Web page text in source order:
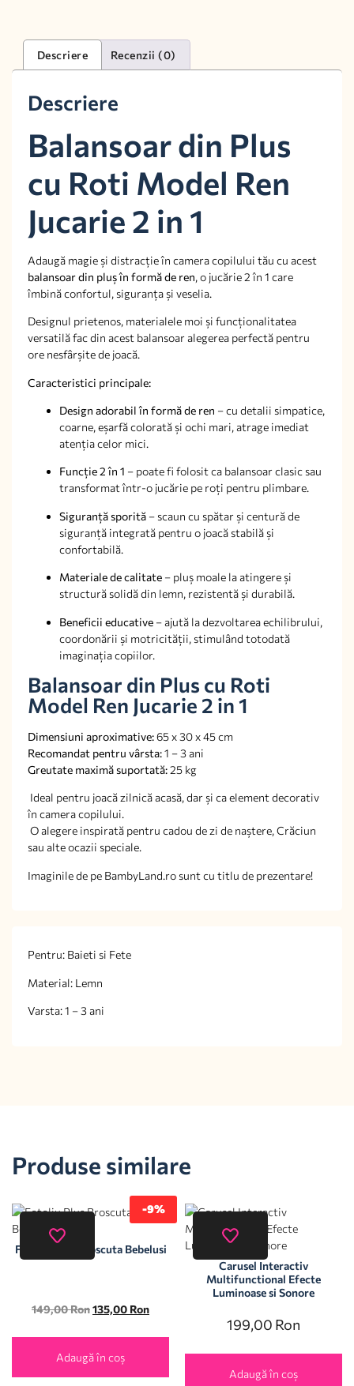
Descriere Recenzii (0)
Descriere
Balansoar din Plus
cu Roti Model Ren
Jucarie 2 in 1
Adaugă magie și distracție în camera copilului tău cu acest
balansoar din pluș în formă de ren, o jucărie 2 în 1 care
îmbină confortul, siguranța și veselia.
Designul prietenos, materialele moi și funcționalitatea
versatilă fac din acest balansoar alegerea perfectă pentru
ore nesfârșite de joacă.
Caracteristici principale:
Design adorabil în formă de ren – cu detalii simpatice,
coarne, eșarfă colorată și ochi mari, atrage imediat
atenția celor mici.
Funcție 2 în 1 – poate fi folosit ca balansoar clasic sau
transformat într-o jucărie pe roți pentru plimbare.
Siguranță sporită – scaun cu spătar și centură de
siguranță integrată pentru o joacă stabilă și
confortabilă.
Materiale de calitate – pluș moale la atingere și
structură solidă din lemn, rezistentă și durabilă.
Beneficii educative – ajută la dezvoltarea echilibrului,
coordonării și motricității, stimulând totodată
imaginația copiilor.
Balansoar din Plus cu Roti
Model Ren Jucarie 2 in 1
Dimensiuni aproximative:65 x 30 x 45 cm
Recomandat pentru vârsta:1 – 3 ani
Greutate maximă suportată:25 kg
Ideal pentru joacă zilnică acasă, dar și ca element decorativ
în camera copilului.
O alegere inspirată pentru cadou de zi de naștere, Crăciun
sau alte ocazii speciale.
Imaginile de pe BambyLand.ro sunt cu titlu de prezentare!
Pentru: Baieti si Fete
Material: Lemn
Varsta: 1 – 3 ani
Produse similare
-9%
Fotoliu Plus Broscuta Bebelusi
149,00Ron135,00 Ron
Adaugă în coș
Carusel Interactiv
Multifunctional Efecte
Luminoase si Sonore
199,00 Ron
Adaugă în coș